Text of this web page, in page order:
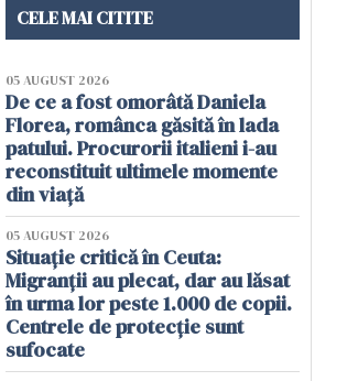
CELE MAI CITITE
05 AUGUST 2026
De ce a fost omorâtă Daniela
Florea, românca găsită în lada
patului. Procurorii italieni i-au
reconstituit ultimele momente
din viață
05 AUGUST 2026
Situație critică în Ceuta:
Migranții au plecat, dar au lăsat
în urma lor peste 1.000 de copii.
Centrele de protecție sunt
sufocate